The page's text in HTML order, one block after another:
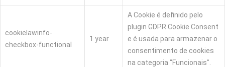
cookielawinfo-
checkbox-functional
1 year
A Cookie é definido pelo
plugin GDPR Cookie Consent
e é usada para armazenar o
consentimento de cookies
na categoria "Funcionais".